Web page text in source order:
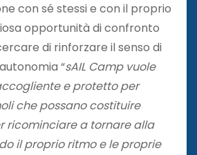
con sé stessi e con il proprio
opportunità di confronto
di rinforzare il senso di
“sAIL Camp vuole
e protetto per
che possano costituire
ricominciare a tornare alla
il proprio ritmo e le proprie